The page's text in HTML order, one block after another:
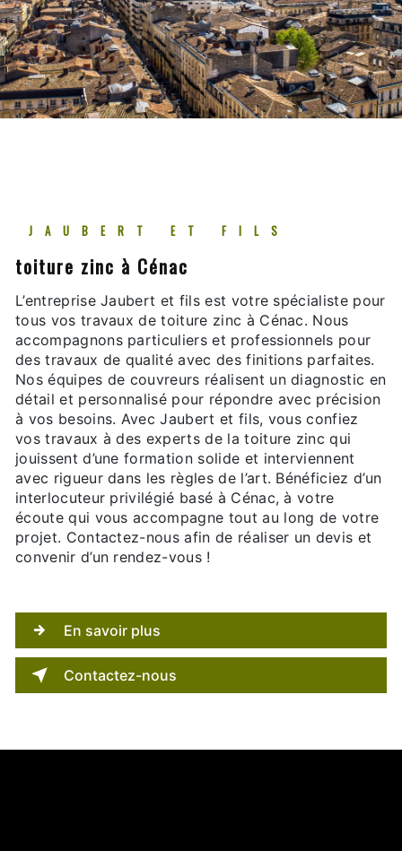
JAUBERT ET FILS
toiture zinc à Cénac
L’entreprise Jaubert et fils est votre spécialiste pour
tous vos travaux de toiture zinc à Cénac. Nous
accompagnons particuliers et professionnels pour
des travaux de qualité avec des finitions parfaites.
Nos équipes de couvreurs réalisent un diagnostic en
détail et personnalisé pour répondre avec précision
à vos besoins. Avec Jaubert et fils, vous confiez
vos travaux à des experts de la toiture zinc qui
jouissent d’une formation solide et interviennent
avec rigueur dans les règles de l’art. Bénéficiez d’un
interlocuteur privilégié basé à Cénac, à votre
écoute qui vous accompagne tout au long de votre
projet. Contactez-nous afin de réaliser un devis et
convenir d’un rendez-vous !
En savoir plus
Contactez-nous